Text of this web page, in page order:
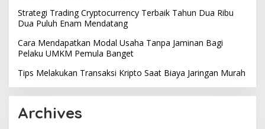
Strategi Trading Cryptocurrency Terbaik Tahun Dua Ribu
Dua Puluh Enam Mendatang
Cara Mendapatkan Modal Usaha Tanpa Jaminan Bagi
Pelaku UMKM Pemula Banget
Tips Melakukan Transaksi Kripto Saat Biaya Jaringan Murah
Archives